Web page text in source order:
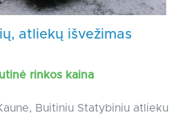
atliekų išvežimas
rinkos kaina
Buitiniu Statybiniu atlieku